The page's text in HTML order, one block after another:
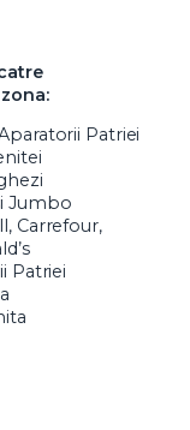
Patriei
Jumbo
Carrefour,
Patriei